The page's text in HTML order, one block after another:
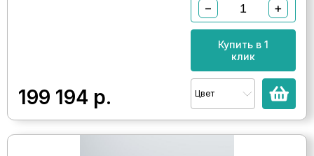
199 194 р.
− +
Купить в 1
клик
Цвет